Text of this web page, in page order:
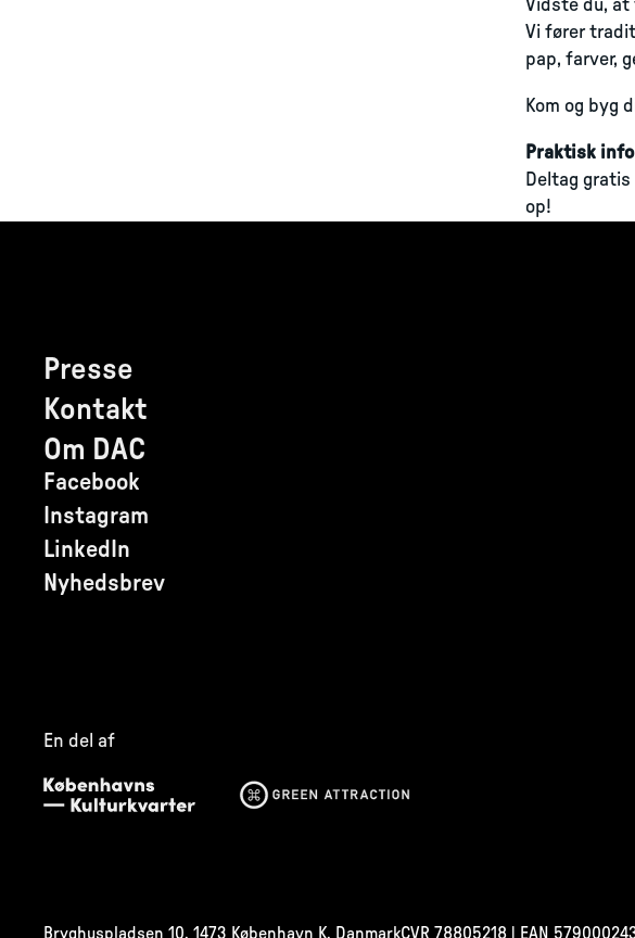
Vidste du,
Vi fører
pap, farver,
Kom og byg
Praktisk info
Deltag
op!
Presse
Kontakt
Om DAC
Facebook
Instagram
LinkedIn
Nyhedsbrev
En del af
Bryghuspladsen 10, 1473 København K, DanmarkCVR 78805218 | EAN